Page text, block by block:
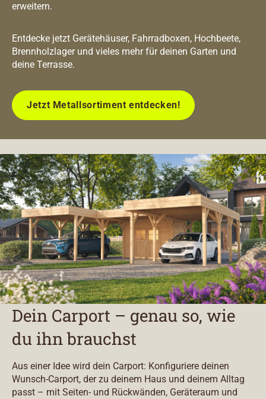
erweitern.
Entdecke jetzt Gerätehäuser, Fahrradboxen, Hochbeete,
Brennholzlager und vieles mehr für deinen Garten und
deine Terrasse.
Jetzt Metallsortiment entdecken!
Dein Carport – genau so, wie
du ihn brauchst
Aus einer Idee wird dein Carport: Konfiguriere deinen
Wunsch-Carport, der zu deinem Haus und deinem Alltag
passt – mit Seiten- und Rückwänden, Geräteraum und